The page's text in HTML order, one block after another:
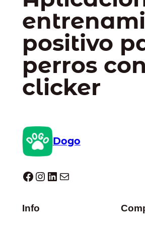
positivo
perros con
clicker
Dogo
Dogo facebook InstagramLinkedIn Correo electrónico
Info